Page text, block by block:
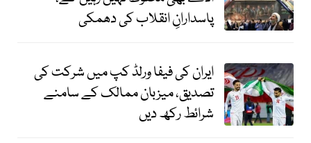
پاسدارانِ انقلاب کی دھمکی
ایران کی فیفا ورلڈ کپ میں شرکت کی
تصدیق، میزبان ممالک کے سامنے
شرائط رکھ دیں